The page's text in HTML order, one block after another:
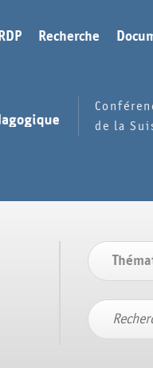
Recherche
de la